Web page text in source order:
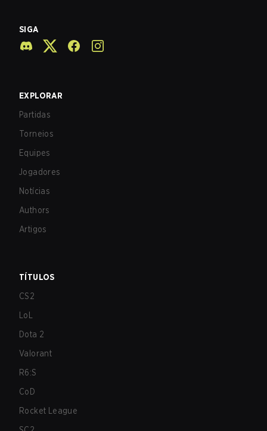
SIGA
EXPLORAR
Partidas
Torneios
Equipes
Jogadores
Notícias
Authors
Artigos
TÍTULOS
CS2
LoL
Dota 2
Valorant
R6:S
CoD
Rocket League